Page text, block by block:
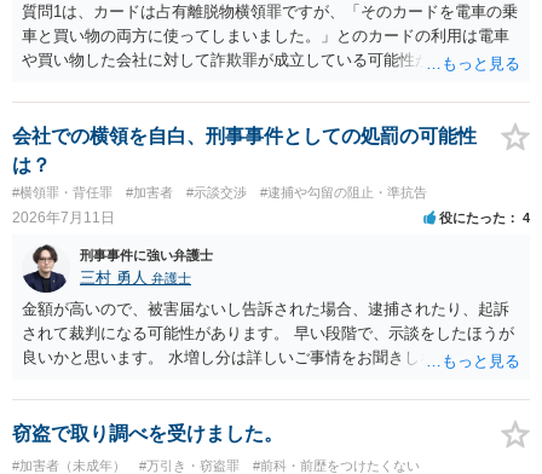
質問1は、カードは占有離脱物横領罪ですが、「そのカードを電車の乗
車と買い物の両方に使ってしまいました。」とのカードの利用は電車
や買い物した会社に対して詐欺罪が成立している可能性があります。
質問３は弁護士と相談して弁護士にして貰うと良いかと思います。弁
護士費用はケースバイケースですが着手金としては33万円以上が相場
かと思います。ご参考にしてください。
会社での横領を自白、刑事事件としての処罰の可能性
は？
#横領罪・背任罪 #加害者 #示談交渉 #逮捕や勾留の阻止・準抗告
2026年7月11日 役にたった 4
刑事事件に強い弁護士
三村 勇人 弁護士
金額が高いので、被害届ないし告訴された場合、逮捕されたり、起訴
されて裁判になる可能性があります。 早い段階で、示談をしたほうが
良いかと思います。 水増し分は詳しいご事情をお聞きしなければお答
窃盗で取り調べを受けました。
#加害者（未成年） #万引き・窃盗罪
#前科・前歴をつけたくない